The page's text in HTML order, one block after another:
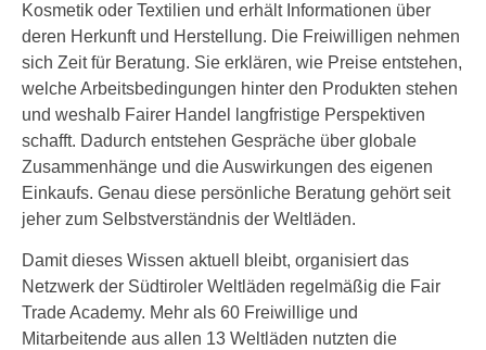
Kosmetik oder Textilien und erhält Informationen über
deren Herkunft und Herstellung. Die Freiwilligen nehmen
sich Zeit für Beratung. Sie erklären, wie Preise entstehen,
welche Arbeitsbedingungen hinter den Produkten stehen
und weshalb Fairer Handel langfristige Perspektiven
schafft. Dadurch entstehen Gespräche über globale
Zusammenhänge und die Auswirkungen des eigenen
Einkaufs. Genau diese persönliche Beratung gehört seit
jeher zum Selbstverständnis der Weltläden.
Damit dieses Wissen aktuell bleibt, organisiert das
Netzwerk der Südtiroler Weltläden regelmäßig die Fair
Trade Academy. Mehr als 60 Freiwillige und
Mitarbeitende aus allen 13 Weltläden nutzten die